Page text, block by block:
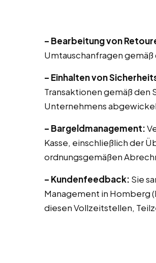
– Bearbeitung von
Umtauschanfragen
– Einhalten von
Transaktionen gemäß
Unternehmens
– Bargeldmanagement:
Kasse, einschließlich der
ordnungsgemäßen
– Kundenfeedback: Sie
Management in Homberg
diesen Vollzeitstellen,